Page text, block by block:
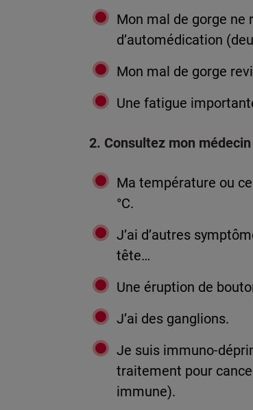
Mon mal de gorge ne
d’automédication
Mon mal de gorge
Une fatigue
2. Consultez mon
Ma température ou
°C.
J’ai d’autres
tête…
Une éruption de
J’ai des ganglions.
Je suis immuno-
traitement pour
immune).